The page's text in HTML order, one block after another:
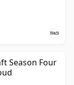
Season Four